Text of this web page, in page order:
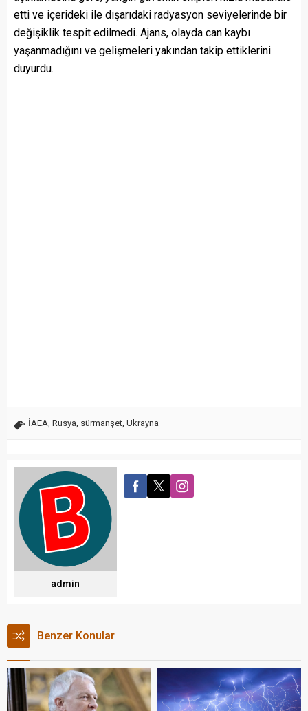
etti ve içerideki ile dışarıdaki radyasyon seviyelerinde bir
değişiklik tespit edilmedi. Ajans, olayda can kaybı
yaşanmadığını ve gelişmeleri yakından takip ettiklerini
duyurdu.
İAEA, Rusya, sürmanşet, Ukrayna
admin
Benzer Konular